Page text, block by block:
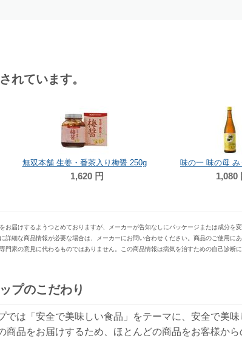
れています。
無双本舗 生姜・番茶入り梅醤 250g
1,620 円
味の一 味の母 み
1,080
お届けするようつとめておりますが、メーカーが告知なしにパッケージまたは成分
詳細な商品情報が必要な場合は、メーカーにお問い合わせください。商品のご使用
門家の意見に代わるものではありません。この商品情報は病気を治すための自己診
プのこだわり
では「安全で美味しい食品」をテーマに、安全で美
商品をお届けするため、ほとんどの商品をお客様か